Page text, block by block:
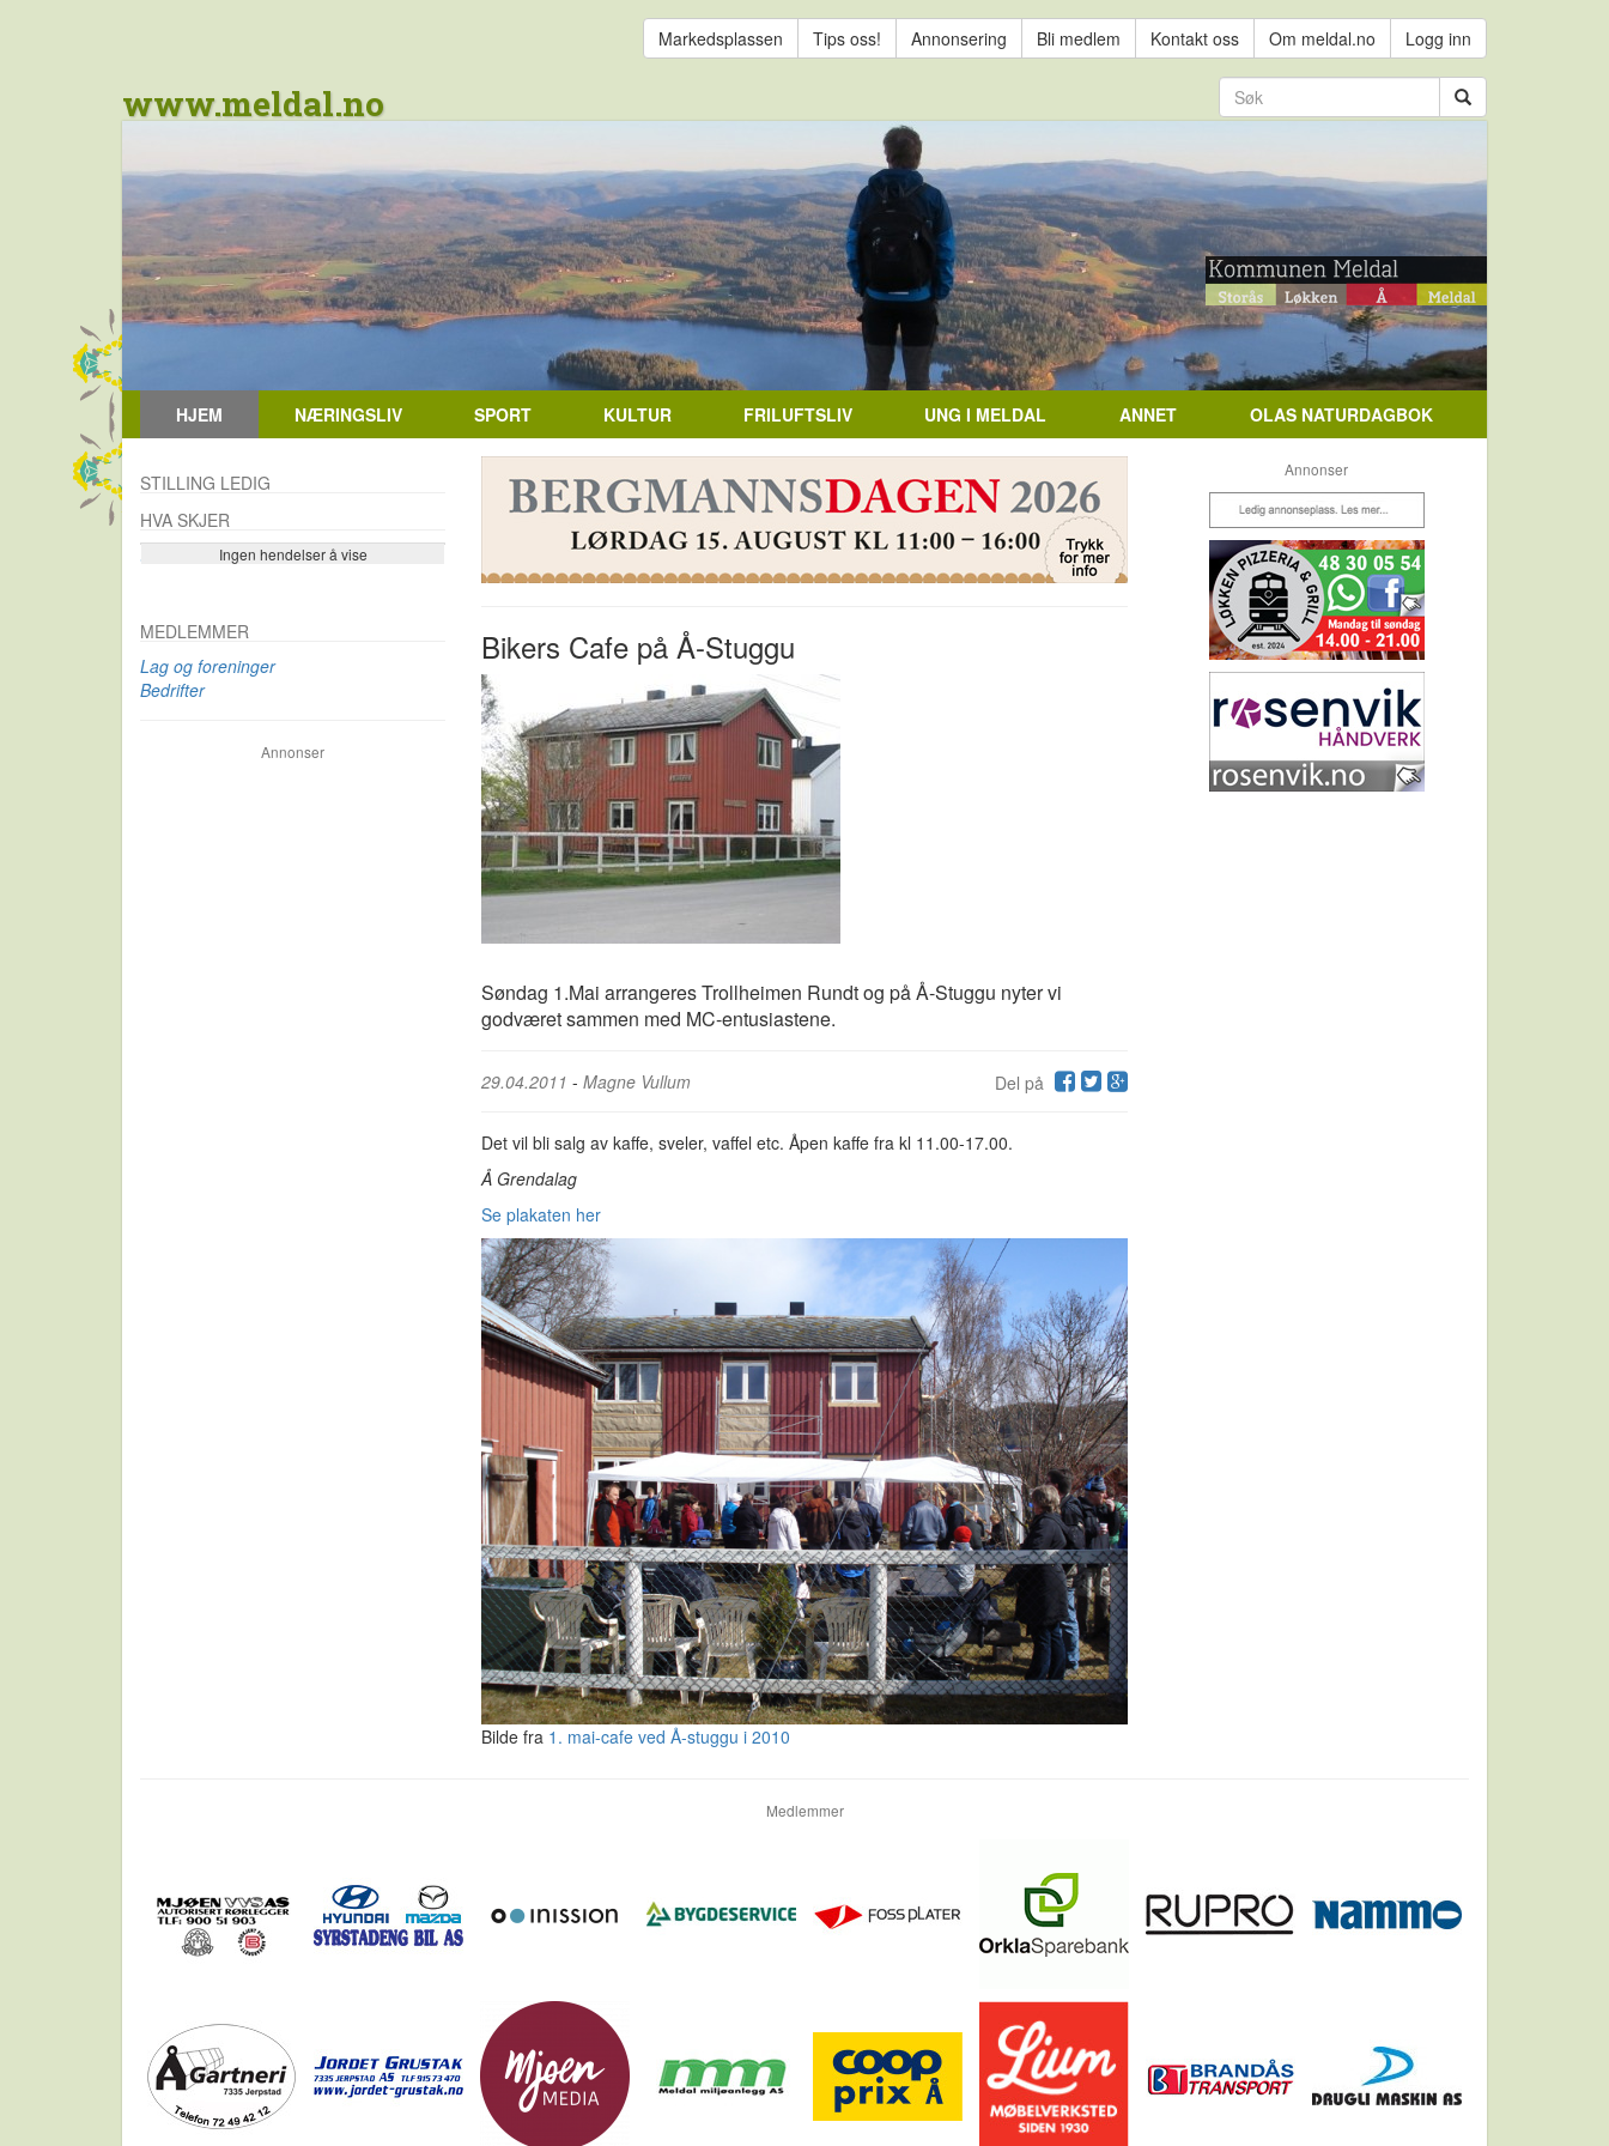
Markedsplassen Tips oss! Annonsering Bli medlem Kontakt oss Om meldal.no Logg inn
www.meldal.no
HJEM NÆRINGSLIV SPORT KULTUR FRILUFTSLIV UNG I MELDAL ANNET OLAS NATURDAGBOK
Bikers Cafe på Å-Stuggu
Søndag 1.Mai arrangeres Trollheimen Rundt og på Å-Stuggu nyter vi
godværet sammen med MC-entusiastene.
Del på
29.04.2011 - Magne Vullum
Det vil bli salg av kaffe, sveler, vaffel etc. Åpen kaffe fra kl 11.00-17.00.
Å Grendalag
Se plakaten her
Bilde fra 1. mai-cafe ved Å-stuggu i 2010
STILLING LEDIG
HVA SKJER
Ingen hendelser å vise
Se flere…
MEDLEMMER
Lag og foreninger
Bedrifter
Annonser
Annonser
Medlemmer